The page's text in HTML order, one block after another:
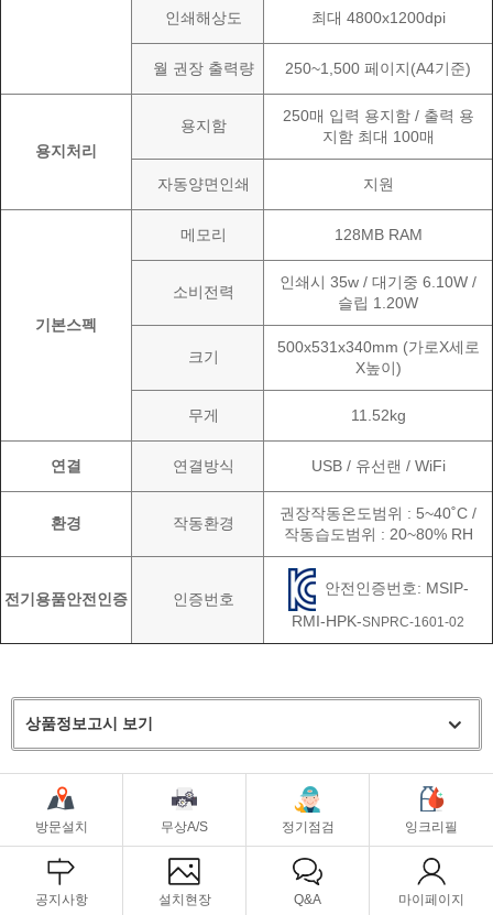
인쇄해상도 최대 4800x1200dpi
월 권장 출력량 250~1,500 페이지(A4기준)
용지처리
용지함
250매 입력 용지함 / 출력 용
지함 최대 100매
자동양면인쇄 지원
기본스펙
메모리 128MB RAM
소비전력
인쇄시 35w / 대기중 6.10W /
슬립 1.20W
크기
500x531x340mm (가로X세로
X높이)
무게 11.52kg
연결 연결방식 USB / 유선랜 / WiFi
환경 작동환경
권장작동온도범위 : 5~40˚C /
작동습도범위 : 20~80% RH
전기용품안전인증 인증번호
안전인증번호: MSIP-
RMI-HPK-SNPRC-1601-02
상품정보고시 보기
방문설치 무상A/S 정기점검 잉크리필
공지사항 설치현장 Q&A 마이페이지